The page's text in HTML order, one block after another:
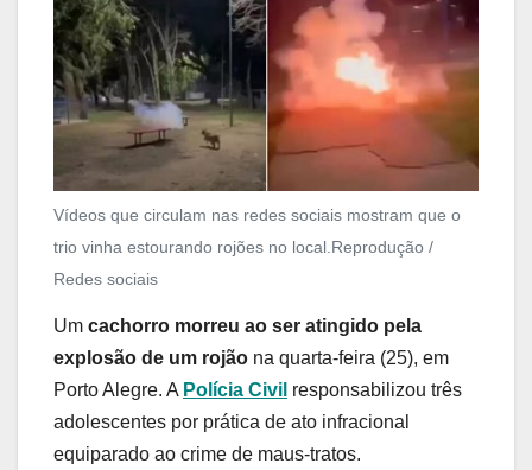
Vídeos que circulam nas redes sociais mostram que o
trio vinha estourando rojões no local. Reprodução /
Redes sociais
Um cachorro morreu ao ser atingido pela
explosão de um rojão na quarta-feira (25), em
Porto Alegre. A Polícia Civil responsabilizou três
adolescentes por prática de ato infracional
equiparado ao crime de maus-tratos.